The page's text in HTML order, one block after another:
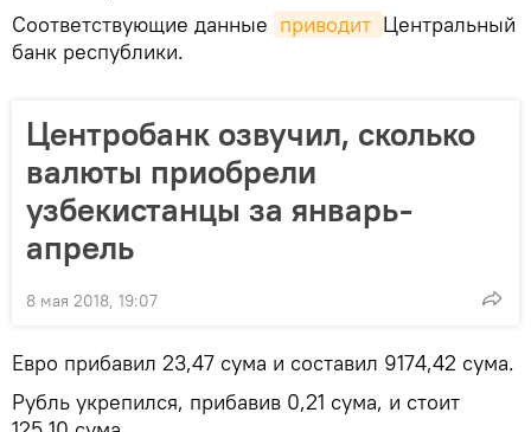
Соответствующие данные приводит Центральный
банк республики.
Центробанк озвучил, сколько
валюты приобрели
узбекистанцы за январь-
апрель
8 мая 2018, 19:07
Евро прибавил 23,47 сума и составил 9174,42 сума.
Рубль укрепился, прибавив 0,21 сума, и стоит